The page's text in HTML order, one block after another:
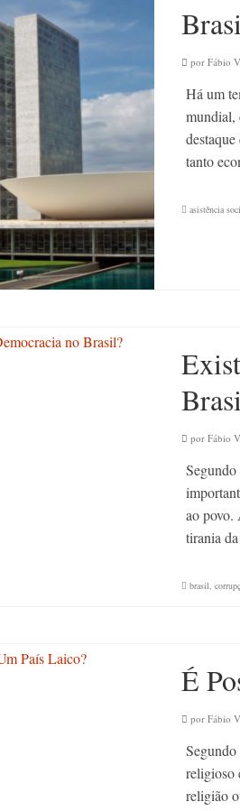
por Fábio
Há um
mundial,
tanto
asistência
por Fábio
ao povo.
tirania
brasil
É
por Fábio
religioso
religião